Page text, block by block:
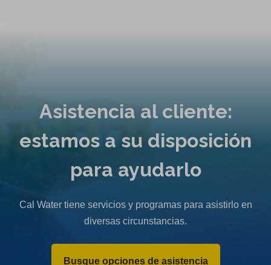
Asistencia al cliente:
estamos a su disposición
para ayudarlo
Cal Water tiene servicios y programas para asistirlo en
diversas circunstancias.
Busque opciones de asistencia